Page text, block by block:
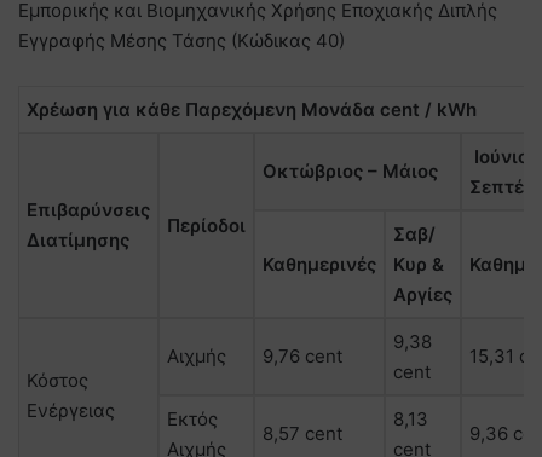
Εμπορικής και Βιομηχανικής Χρήσης Εποχιακής Διπλής
Εγγραφής Μέσης Τάσης (Κώδικας 40)
Χρέωση για κάθε Παρεχόμενη Μονάδα cent / kWh
Επιβαρύνσεις
Διατίμησης
Περίοδοι
Οκτώβριος – Μάιος
Καθημερινές
Σαβ/
Κυρ &
Αργίες
Κόστος
Ενέργειας
Αιχμής 9,76 cent
9,38
cent
15,31
Εκτός
Αιχμής
8,57 cent
8,13
cent
9,36